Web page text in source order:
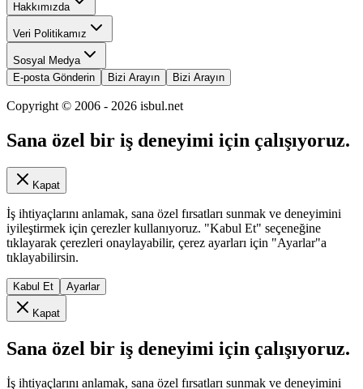
Hakkımızda
Veri Politikamız
Sosyal Medya
E-posta Gönderin
Bizi Arayın Bizi Arayın
Copyright © 2006 - 2026 isbul.net
Sana özel bir iş deneyimi için çalışıyoruz.
Kapat
İş ihtiyaçlarını anlamak, sana özel fırsatları sunmak ve deneyimini
iyileştirmek için çerezler kullanıyoruz. "Kabul Et" seçeneğine
tıklayarak çerezleri onaylayabilir, çerez ayarları için "Ayarlar"a
tıklayabilirsin.
Kabul Et Ayarlar
Kapat
Sana özel bir iş deneyimi için çalışıyoruz.
İş ihtiyaçlarını anlamak, sana özel fırsatları sunmak ve deneyimini